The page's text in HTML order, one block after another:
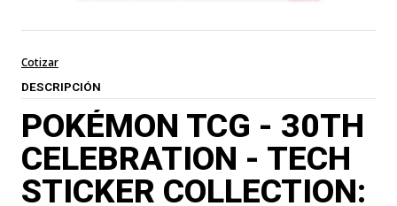
Cotizar
DESCRIPCIÓN
POKÉMON TCG - 30TH
CELEBRATION - TECH
STICKER COLLECTION: